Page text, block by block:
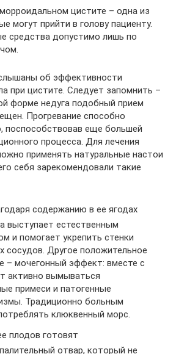
цистите – одна из
могут прийти в голову пациенту.
средства допустимо лишь по
об эффективности
при цистите. Следует запомнить –
форме недуга подобный прием
Прогревание способно
поспособствовав еще большей
процесса. Для лечения
применять натуральные настои
себя зарекомендовали такие
содержанию в ее ягодах
выступает естественным
и помогает укрепить стенки
сосудов. Другое положительное
– мочегонный эффект: вместе с
активно вымываться
примеси и патогенные
Традиционно больным
клюквенный морс.
плодов готовят
отвар, который не